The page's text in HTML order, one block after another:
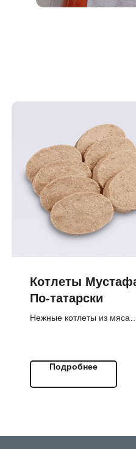
Котлеты
По‑татарски
Нежные котлеты из мяса
котлеты.Подробнее